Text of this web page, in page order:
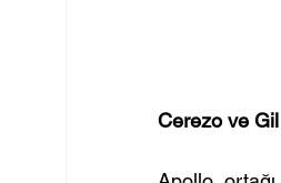
Cerezo ve Gil